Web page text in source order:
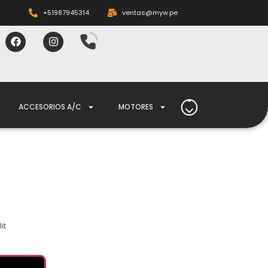
+51987945314 ventas@myw.pe
ACCESORIOS A/C MOTORES